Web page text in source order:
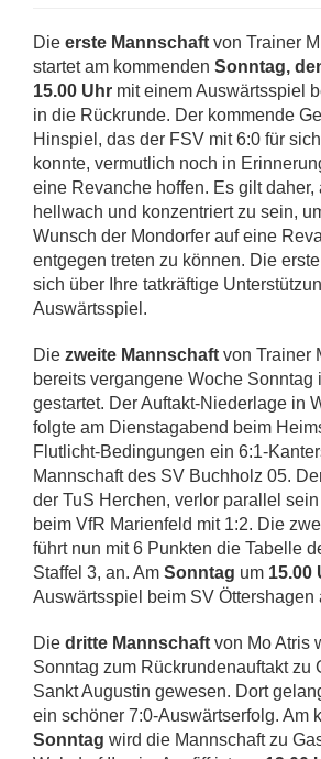
Die erste Mannschaft von Trainer
startet am kommenden Sonntag,
15.00 Uhr mit einem Auswärtsspiel
in die Rückrunde. Der kommende
Hinspiel, das der FSV mit 6:0 für
konnte, vermutlich noch in
eine Revanche hoffen. Es gilt daher,
hellwach und konzentriert zu sein,
Wunsch der Mondorfer auf eine
entgegen treten zu können. Die
sich über Ihre tatkräftige
Auswärtsspiel.
Die zweite Mannschaft von Trainer
bereits vergangene Woche Sonntag
gestartet. Der Auftakt-Niederlage in
folgte am Dienstagabend beim
Flutlicht-Bedingungen ein 6:1-
Mannschaft des SV Buchholz 05.
der TuS Herchen, verlor parallel
beim VfR Marienfeld mit 1:2. Die
führt nun mit 6 Punkten die Tabelle
Staffel 3, an. Am Sonntag um 15.00
Auswärtsspiel beim SV Öttershagen
Die dritte Mannschaft von Mo Atris
Sonntag zum Rückrundenauftakt zu
Sankt Augustin gewesen. Dort
ein schöner 7:0-Auswärtserfolg. Am
Sonntag wird die Mannschaft zu